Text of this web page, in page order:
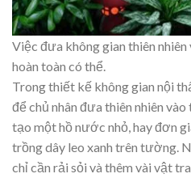
Việc đưa không gian thiên
hoàn toàn có thể.
Trong thiết kế không gian nội
để chủ nhân đưa thiên nhiên
tạo một hồ nước nhỏ, hay đơn
trồng dây leo xanh trên tường.
chỉ cần rải sỏi và thêm vài vật